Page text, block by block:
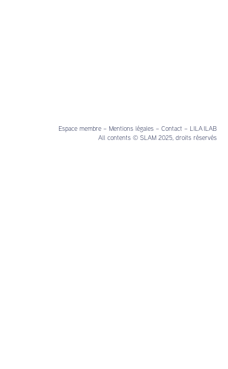
Espace membre– Mentions légales– Contact – LILA ILAB
All contents © SLAM 2025, droits réservés